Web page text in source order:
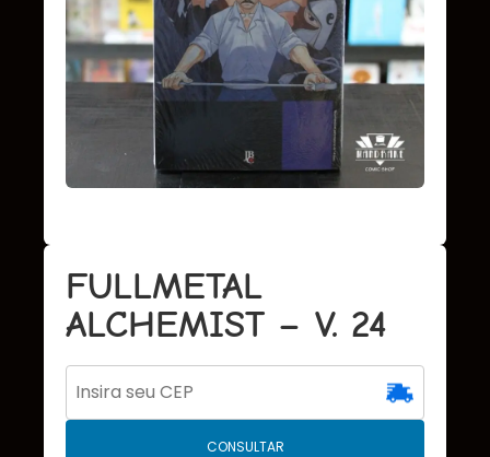
FULLMETAL
ALCHEMIST – V. 24
CONSULTAR